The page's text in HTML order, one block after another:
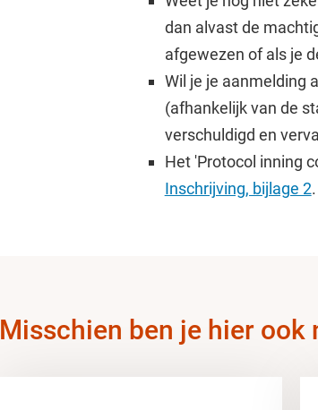
dan alvast de
afgewezen of als je
Wil je je aanmelding
(afhankelijk van de
verschuldigd en
Het 'Protocol inning
Inschrijving, bijlage 2.
Misschien ben je hier ook